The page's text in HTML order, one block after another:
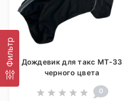
Фильтр
Дождевик для такс MT-33
черного цвета
0